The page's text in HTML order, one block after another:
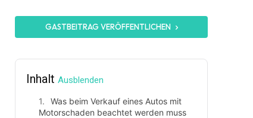
GASTBEITRAG VERÖFFENTLICHEN
Inhalt Ausblenden
Was beim Verkauf eines Autos mit
Motorschaden beachtet werden muss